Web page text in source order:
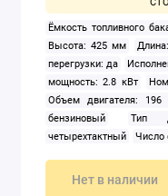
Ёмкость топливного
Высота: 425 мм
перегрузки: да
мощность: 2.8 кВт
Объем двигателя: 196
бензиновый
Тип
четырехтактный
Число
Нет в наличии